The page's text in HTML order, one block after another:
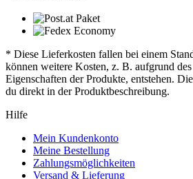
* Diese Lieferkosten fallen bei einem
können weitere Kosten, z. B. aufgrund
Eigenschaften der Produkte, entstehen.
du direkt in der Produktbeschreibung.
Hilfe
Mein Kundenkonto
Meine Bestellung
Zahlungsmöglichkeiten
Versand & Lieferung